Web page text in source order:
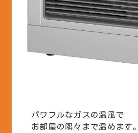
パワフルなガスの温風で
お部屋の隅々まで温めます。